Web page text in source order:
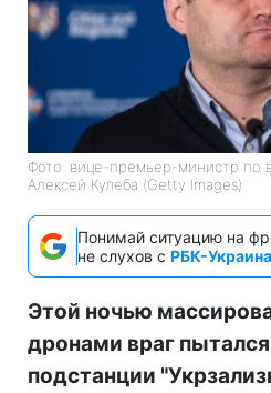
Фото: вице-премьер-министр по
Алексей Кулеба (Getty Images)
Понимай ситуацию на
не слухов с РБК-
Этой ночью
дронами враг
подстанции